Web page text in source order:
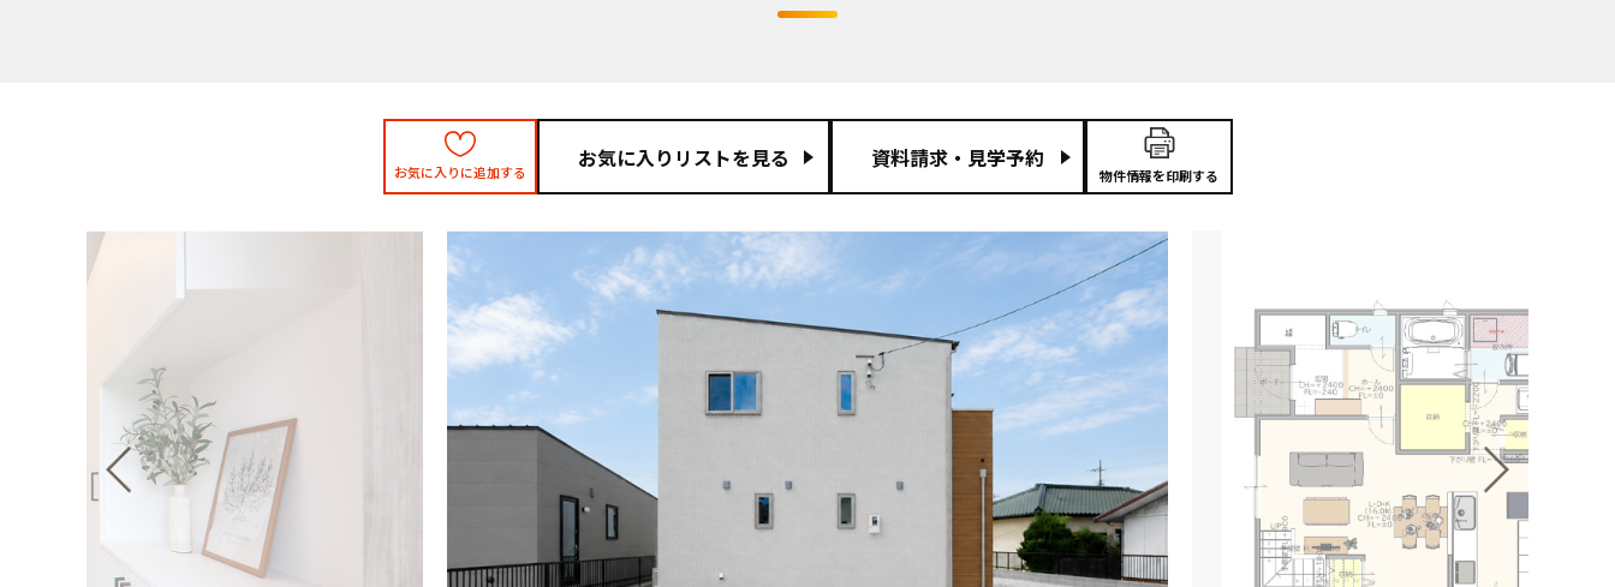
お気に入りに追加する お気に入りリストを見る
物件情報を印刷する